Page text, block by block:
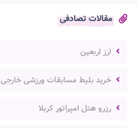
مقالات تصادفی
ارز اربعین
خرید بلیط مسابقات ورزشی خارجی
رزرو هتل امپراتور کربلا